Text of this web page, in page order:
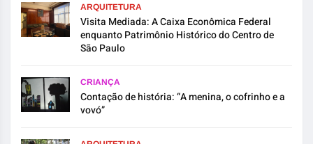
ARQUITETURA
Visita Mediada: A Caixa Econômica Federal
enquanto Patrimônio Histórico do Centro de
São Paulo
CRIANÇA
Contação de história: “A menina, o cofrinho e a
vovó”